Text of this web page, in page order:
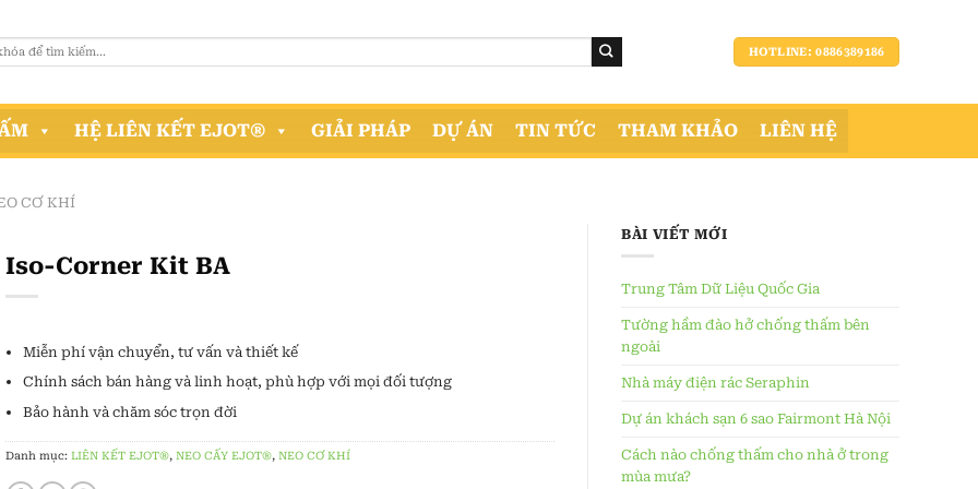
HOTLINE: 0886389186
HỆ LIÊN KẾT EJOT® GIẢI PHÁP DỰ ÁN TIN TỨC THAM KHẢO LIÊN HỆ
CƠ KHÍ
BÀI VIẾT MỚI
Trung Tâm Dữ Liệu Quốc Gia
Tường hầm đào hở chống thấm bên
ngoài
Nhà máy điện rác Seraphin
Dự án khách sạn 6 sao Fairmont Hà Nội
Cách nào chống thấm cho nhà ở trong
mùa mưa?
Iso-Corner Kit BA
Miễn phí vận chuyển, tư vấn và thiết kế
Chính sách bán hàng và linh hoạt, phù hợp với mọi đối tượng
Bảo hành và chăm sóc trọn đời
Danh mục: LIÊN KẾT EJOT®, NEO CẤY EJOT®, NEO CƠ KHÍ